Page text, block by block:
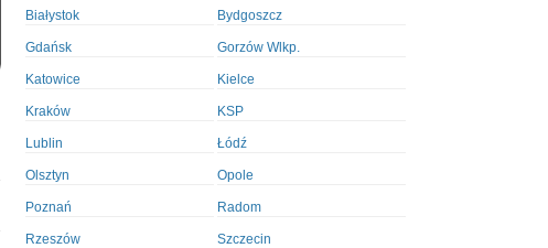
Białystok Bydgoszcz
Gdańsk Gorzów Wlkp.
Katowice Kielce
Kraków KSP
Lublin Łódź
Olsztyn Opole
Poznań Radom
Rzeszów Szczecin